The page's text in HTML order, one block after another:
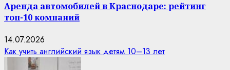
Аренда автомобилей в Краснодаре: рейтинг
топ-10 компаний
14.07.2026
Как учить английский язык детям 10–13 лет